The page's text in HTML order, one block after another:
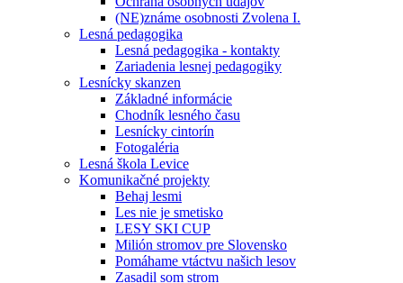
(NE)známe osobnosti Zvolena I.
Lesná pedagogika
Lesná pedagogika - kontakty
Zariadenia lesnej pedagogiky
Lesnícky skanzen
Základné informácie
Chodník lesného času
Lesnícky cintorín
Fotogaléria
Lesná škola Levice
Komunikačné projekty
Behaj lesmi
Les nie je smetisko
LESY SKI CUP
Milión stromov pre Slovensko
Pomáhame vtáctvu našich lesov
Zasadil som strom